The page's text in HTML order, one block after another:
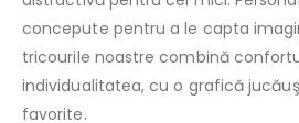
concepute pentru a le capta
tricourile noastre combină
individualitatea, cu o grafică
favorite.